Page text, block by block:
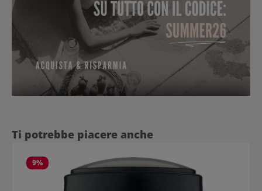
Salta la galleria dei prodotti
Ti potrebbe piacere anche
9%